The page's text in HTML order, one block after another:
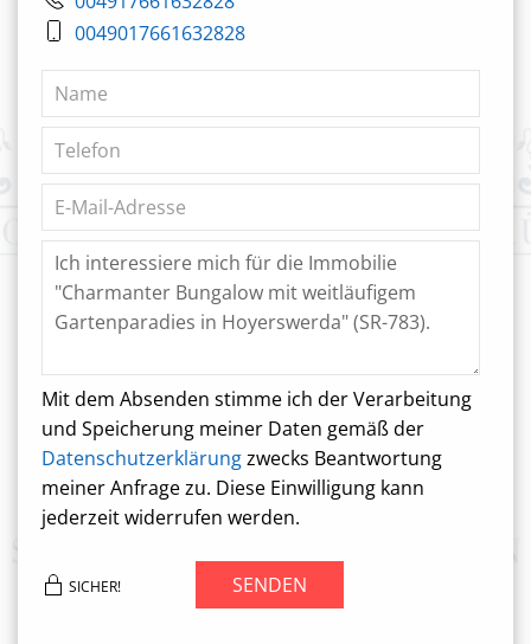
0049017661632828
Mit dem Absenden stimme ich der Verarbeitung
und Speicherung meiner Daten gemäß der
Datenschutzerklärungzwecks Beantwortung
meiner Anfrage zu. Diese Einwilligung kann
jederzeit widerrufen werden.
SICHER! SENDEN